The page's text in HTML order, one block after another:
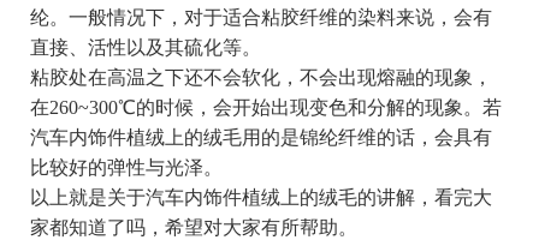
纶。一般情况下，对于适合粘胶纤维的染料来说，会有
直接、活性以及其硫化等。
粘胶处在高温之下还不会软化，不会出现熔融的现象，
在260~300℃的时候，会开始出现变色和分解的现象。若
汽车内饰件植绒上的绒毛用的是锦纶纤维的话，会具有
比较好的弹性与光泽。
以上就是关于汽车内饰件植绒上的绒毛的讲解，看完大
家都知道了吗，希望对大家有所帮助。